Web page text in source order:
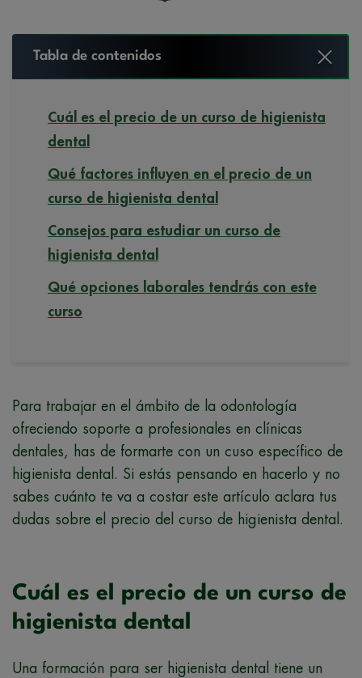
Tabla de contenidos
Cuál es el precio de un curso de higienista
dental
Qué factores influyen en el precio de un
curso de higienista dental
Consejos para estudiar un curso de
higienista dental
Qué opciones laborales tendrás con este
curso
Para trabajar en el ámbito de la odontología
ofreciendo soporte a profesionales en clínicas
dentales, has de formarte con un cuso específico de
higienista dental. Si estás pensando en hacerlo y no
sabes cuánto te va a costar este artículo aclara tus
dudas sobre el precio del curso de higienista dental.
Cuál es el precio de un curso de
higienista dental
Una formación para ser higienista dental tiene un